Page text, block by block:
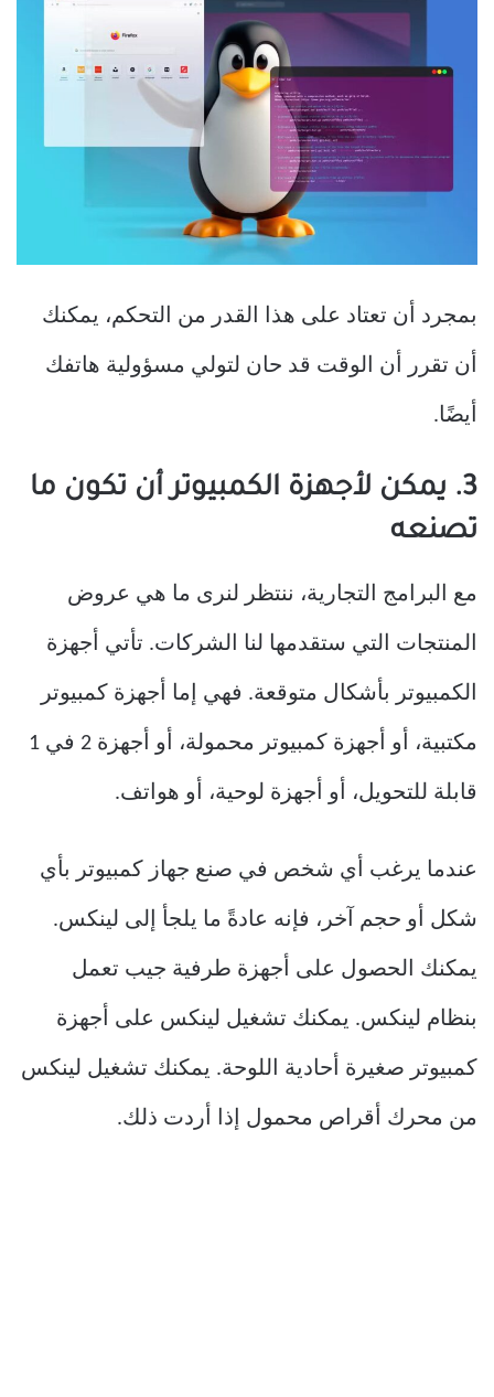
بمجرد أن تعتاد على هذا القدر من التحكم، يمكنك
أن تقرر أن الوقت قد حان لتولي مسؤولية هاتفك
أيضًا.
3. يمكن لأجهزة الكمبيوتر أن تكون ما
تصنعه
مع البرامج التجارية، ننتظر لنرى ما هي عروض
المنتجات التي ستقدمها لنا الشركات. تأتي أجهزة
الكمبيوتر بأشكال متوقعة. فهي إما أجهزة كمبيوتر
مكتبية، أو أجهزة كمبيوتر محمولة، أو أجهزة 2 في 1
قابلة للتحويل، أو أجهزة لوحية، أو هواتف.
عندما يرغب أي شخص في صنع جهاز كمبيوتر بأي
شكل أو حجم آخر، فإنه عادةً ما يلجأ إلى لينكس.
يمكنك الحصول على أجهزة طرفية جيب تعمل
بنظام لينكس. يمكنك تشغيل لينكس على أجهزة
كمبيوتر صغيرة أحادية اللوحة. يمكنك تشغيل لينكس
من محرك أقراص محمول إذا أردت ذلك.